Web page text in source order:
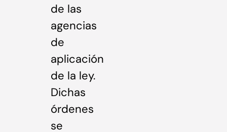
de las
agencias
de
aplicación
de la ley.
Dichas
órdenes
se